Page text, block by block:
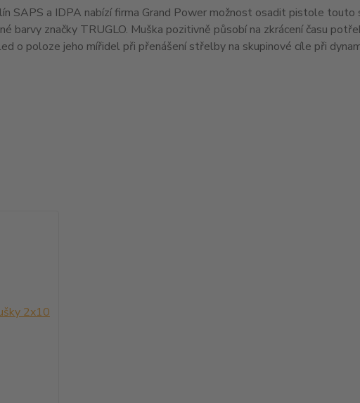
SAPS a IDPA nabízí firma Grand Power možnost osadit pistole touto
barvy značky TRUGLO. Muška pozitivně působí na zkrácení času
o poloze jeho mířidel při přenášení střelby na skupinové cíle při